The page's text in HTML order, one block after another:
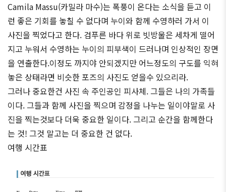
Camila Massu(카밀라 마수)는 폭풍이 온다는 소식을 듣고 이
런 좋은 기회를 놓칠 수 없다며 누이와 함께 수영하러 가서 이
사진을 찍었다고 한다. 검푸른 바다 위로 빗방울은 세차게 떨어
지고 누워서 수영하는 누이의 피부색이 드러나며 인상적인 장면
을 연출한다.이정도 까지야 안되겠지만 어느정도의 구도를 익혀
놓은 상태라면 비슷한 포즈의 사진도 얻을수 있으리라.
그러나 중요한건 사진 속 주인공인 피사체. 그들은 나의 가족들
이다. 그들과 함께 사진을 찍으며 감정을 나누는 일이야말로 사
진을 찍는것보다 더욱 중요한 일이다. 그리고 순간을 함께한다
는 것! 그것 말고는 더 중요한 건 없다.
여행 시간표